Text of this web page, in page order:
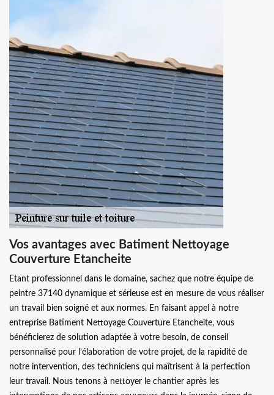
Vos avantages avec Batiment Nettoyage
Couverture Etancheite
Etant professionnel dans le domaine, sachez que notre équipe de
peintre 37140 dynamique et sérieuse est en mesure de vous réaliser
un travail bien soigné et aux normes. En faisant appel à notre
entreprise Batiment Nettoyage Couverture Etancheite, vous
bénéficierez de solution adaptée à votre besoin, de conseil
personnalisé pour l’élaboration de votre projet, de la rapidité de
notre intervention, des techniciens qui maîtrisent à la perfection
leur travail. Nous tenons à nettoyer le chantier après les